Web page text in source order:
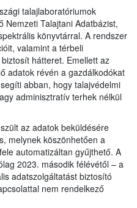
talajlaboratóriumok
Nemzeti Talajtani Adatbázist,
könyvtárral. A rendszer
valamint a térbeli
hátteret. Emellett az
adatok révén a gazdálkodókat
abban, hogy talajvédelmi
adminisztratív terhek nélkül
az adatok beküldésére
melynek köszönhetően a
automatizáltan gyűjthető. A
2023. második félévétől – a
adatszolgáltatást biztosító
nem rendelkező